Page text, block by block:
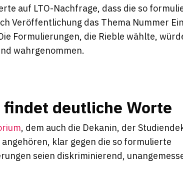
auf LTO-Nachfrage, dass die so
Veröffentlichung das Thema Nummer
Formulierungen, die Rieble wählte,
wahrgenommen.
deutliche Worte
, dem auch die Dekanin, der
klar gegen die so formulierte
seien diskriminierend,